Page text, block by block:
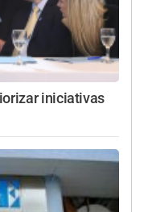
iniciativas